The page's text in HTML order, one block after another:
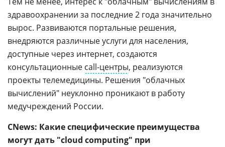
здравоохранении за последние 2 года значительно
вырос. Развиваются портальные решения,
внедряются различные услуги для населения,
доступные через интернет, создаются
консультационные call-центры, реализуются
проекты телемедицины. Решения "облачных
вычислений" неуклонно проникают в работу
медучреждений России.
CNews: Какие специфические преимущества
могут дать "сloud computing" при